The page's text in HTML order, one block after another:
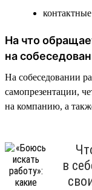
На что
на
На собеседовании
самопрезентации,
на компанию, а
в